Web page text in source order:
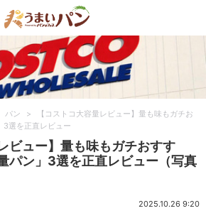
パン >
【コストコ大容量レビュー】量も味もガチお
3選を正直レビュー
ビュー】量も味もガチおすす
パン」3選を正直レビュー（写真
2025.10.26 9:20